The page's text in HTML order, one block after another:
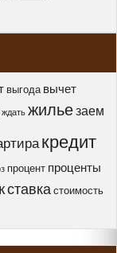
выгода вычет
ждать жильезаем
кредит
процент проценты
ставка стоимость